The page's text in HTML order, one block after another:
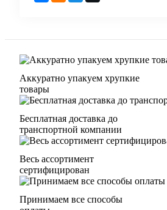
Аккуратно упакуем хрупкие
товары
Бесплатная доставка до
транспортной компании
Весь ассортимент
сертифицирован
Принимаем все способы